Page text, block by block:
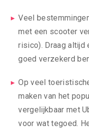
Veel
met een scooter
risico). Draag altijd
goed verzekerd
Op veel
maken van het
vergelijkbaar met
voor wat tegoed.